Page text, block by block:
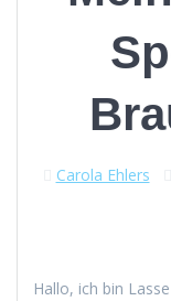
Carola Ehlers
Hal­lo, ich bin